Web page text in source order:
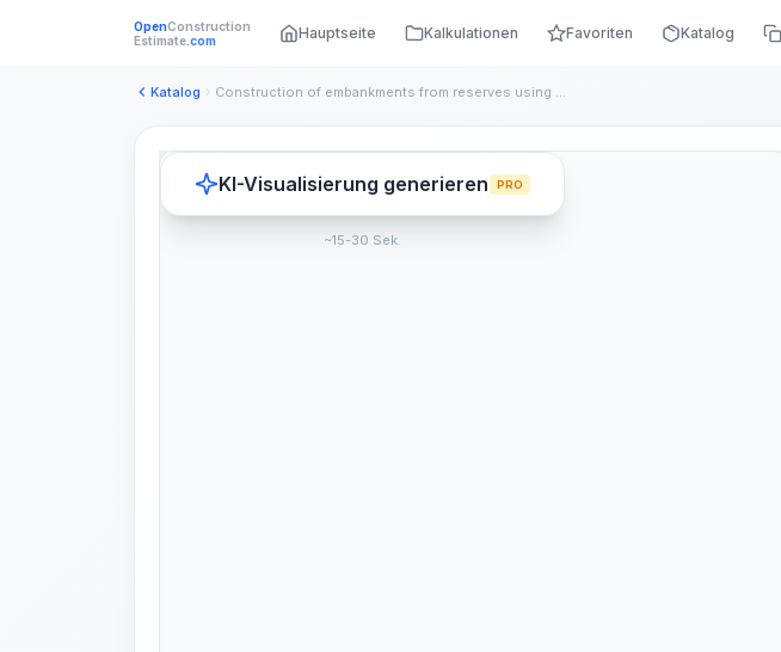
OpenConstruction
Estimate.com Hauptseite Kalkulationen Favoriten Katalog
Katalog Construction of embankments from reserves using dragline exc...
KI-Visualisierung generieren PRO
~15-30 Sek.